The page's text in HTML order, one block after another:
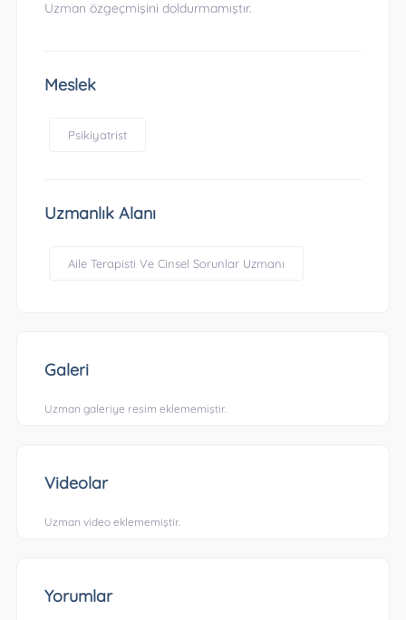
Uzman özgeçmişini doldurmamıştır.
Meslek
Psikiyatrist
Uzmanlık Alanı
Aile Terapisti Ve Cinsel Sorunlar Uzmanı
Galeri
Uzman galeriye resim eklememiştir.
Videolar
Uzman video eklememiştir.
Yorumlar